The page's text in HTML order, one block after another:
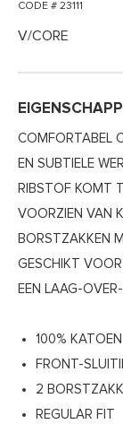
CODE # 23111
V/CORE
COMFORTABEL
EN SUBTIELE
RIBSTOF KOMT
VOORZIEN VAN
BORSTZAKKEN
GESCHIKT
EEN LAAG-
100%
FRONT-
2
REGULAR FIT